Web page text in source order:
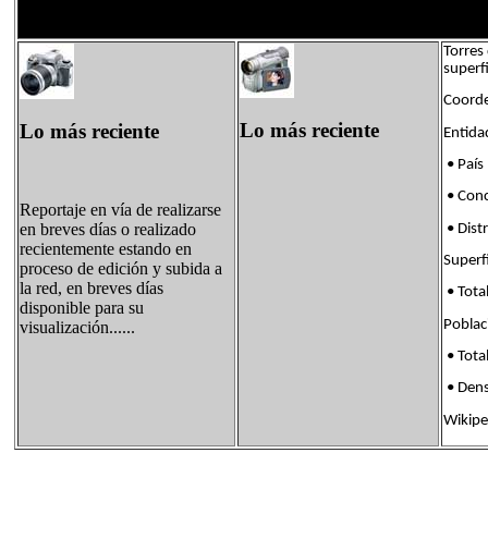
Lo más reciente
Reportaje en vía de realizarse
en breves días o realizado
recientemente estando en
proceso de edición y subida a
la red, en breves días
disponible para su
visualización......
Lo más reciente
•
•
•
•
•
•